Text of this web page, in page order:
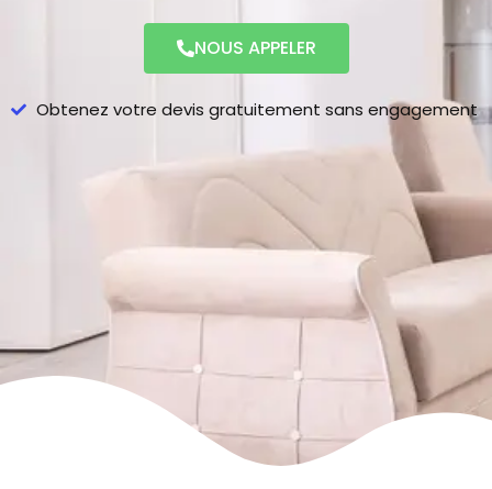
NOUS APPELER
Obtenez votre devis gratuitement sans engagement